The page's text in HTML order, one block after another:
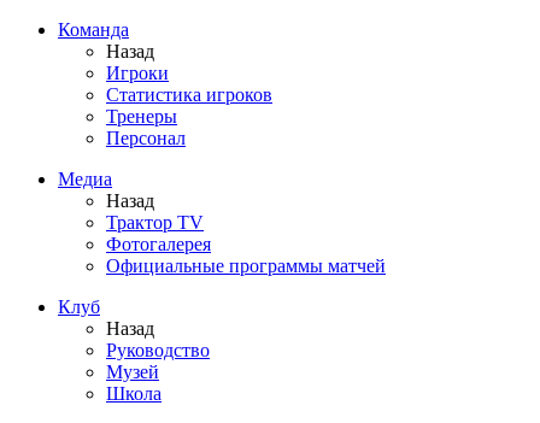
Команда
Назад
Игроки
Статистика игроков
Тренеры
Персонал
Медиа
Назад
Трактор TV
Фотогалерея
Официальные программы матчей
Клуб
Назад
Руководство
Музей
Школа